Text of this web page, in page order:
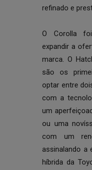
refinado e
O Corolla
expandir a
marca. O
são os
optar entre
com a
um
ou uma
com um
assinalando a
híbrida da